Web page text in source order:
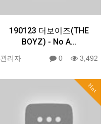
190123 더보이즈(THE
BOYZ) - No A…
관리자 0 3,492
Hot